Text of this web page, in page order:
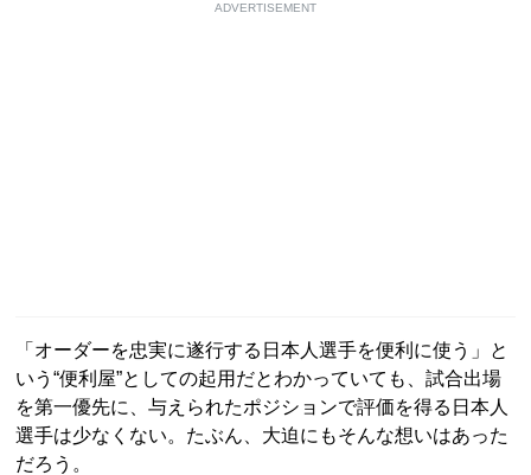
ADVERTISEMENT
「オーダーを忠実に遂行する日本人選手を便利に使う」と
いう“便利屋”としての起用だとわかっていても、試合出場
を第一優先に、与えられたポジションで評価を得る日本人
選手は少なくない。たぶん、大迫にもそんな想いはあった
だろう。